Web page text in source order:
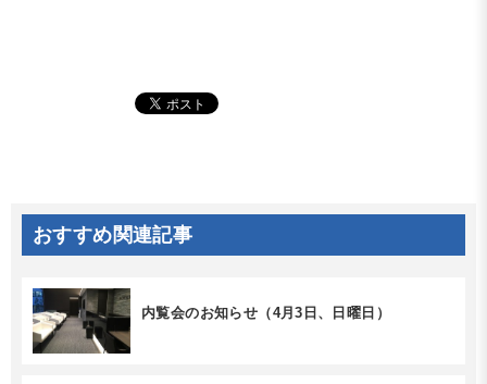
おすすめ関連記事
内覧会のお知らせ（4月3日、日曜日）